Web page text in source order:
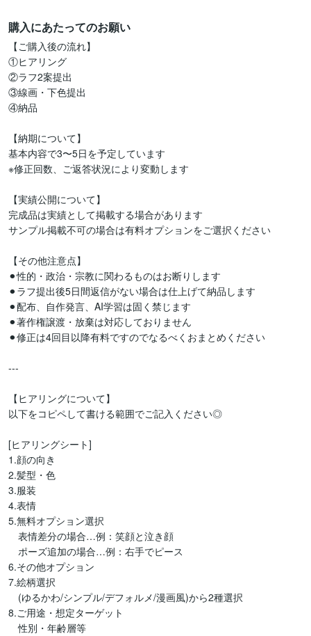
購入にあたってのお願い
【ご購入後の流れ】
①ヒアリング
②ラフ2案提出
③線画・下色提出
④納品
【納期について】
基本内容で3〜5日を予定しています
※修正回数、ご返答状況により変動します
【実績公開について】
完成品は実績として掲載する場合があります
サンプル掲載不可の場合は有料オプションをご選択ください
【その他注意点】
⚫︎性的・政治・宗教に関わるものはお断りします
⚫︎ラフ提出後5日間返信がない場合は仕上げて納品します
⚫︎配布、自作発言、AI学習は固く禁じます
⚫︎著作権譲渡・放棄は対応しておりません
⚫︎修正は4回目以降有料ですのでなるべくおまとめください
---
【ヒアリングについて】
以下をコピペして書ける範囲でご記入ください◎
[ヒアリングシート]
1.顔の向き
2.髪型・色
3.服装
4.表情
5.無料オプション選択
表情差分の場合…例：笑顔と泣き顔
ポーズ追加の場合…例：右手でピース
6.その他オプション
7.絵柄選択
(ゆるかわ/シンプル/デフォルメ/漫画風)から2種選択
8.ご用途・想定ターゲット
性別・年齢層等